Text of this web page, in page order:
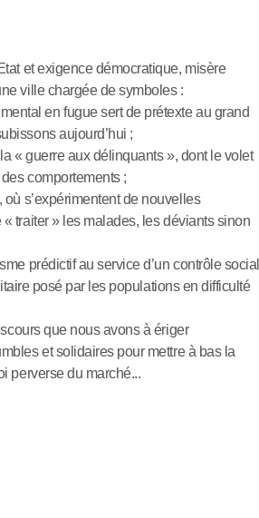
et exigence démocratique, misère
ville chargée de symboles :
en fugue sert de prétexte au grand
aujourd’hui ;
« guerre aux délinquants », dont le volet
comportements ;
s’expérimentent de nouvelles
traiter » les malades, les déviants sinon
prédictif au service d’un contrôle social
posé par les populations en difficulté
que nous avons à ériger
et solidaires pour mettre à bas la
perverse du marché...